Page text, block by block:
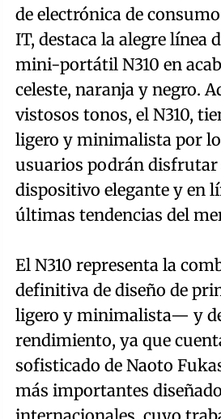
de electrónica de
IT, destaca la alegre línea
mini-portátil N310 en
celeste, naranja y negro.
vistosos tonos, el N310,
ligero y minimalista por
usuarios podrán disfrutar
dispositivo elegante y en
últimas tendencias del
El N310 representa la
definitiva de diseño de
ligero y minimalista— y
rendimiento, ya que
sofisticado de Naoto
más importantes